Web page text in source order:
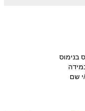
בנימוס
י שם